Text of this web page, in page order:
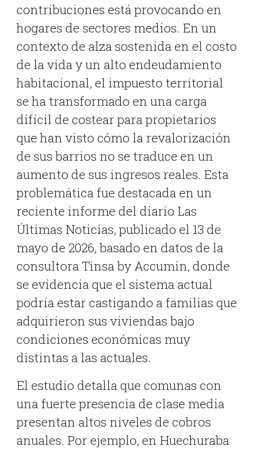
contribuciones está provocando en
hogares de sectores medios. En un
contexto de alza sostenida en el costo
de la vida y un alto endeudamiento
habitacional, el impuesto territorial
se ha transformado en una carga
difícil de costear para propietarios
que han visto cómo la revalorización
de sus barrios no se traduce en un
aumento de sus ingresos reales. Esta
problemática fue destacada en un
reciente informe del diario Las
Últimas Noticias, publicado el 13 de
mayo de 2026, basado en datos de la
consultora Tinsa by Accumin, donde
se evidencia que el sistema actual
podría estar castigando a familias que
adquirieron sus viviendas bajo
condiciones económicas muy
distintas a las actuales.
El estudio detalla que comunas con
una fuerte presencia de clase media
presentan altos niveles de cobros
anuales. Por ejemplo, en Huechuraba